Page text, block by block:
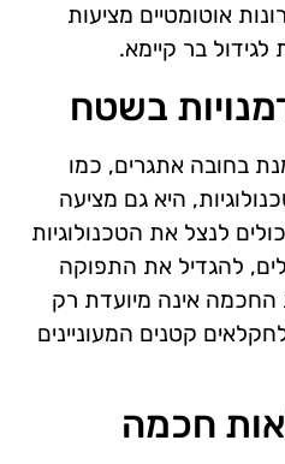
אוטומטיים מציעות
בר קיימא.
בשטח
בחובה אתגרים, כמו
היא גם מציעה
לנצל את הטכנולוגיות
להגדיל את התפוקה
החכמה אינה מיועדת רק
קטנים המעוניינים
חכמה